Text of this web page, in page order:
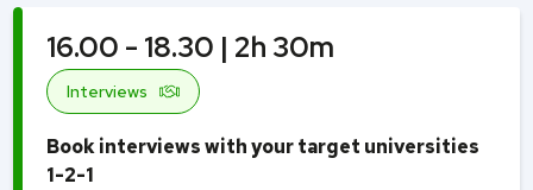
16.00 - 18.30 | 2h 30m
Interviews
Book interviews with your target universities
1-2-1